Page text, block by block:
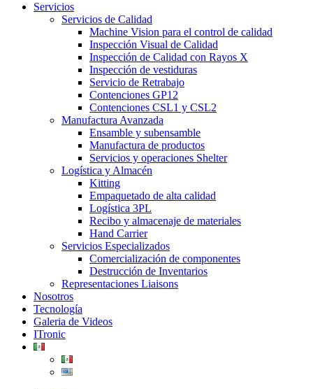
Servicios
Servicios de Calidad
Machine Vision para el control de calidad
Inspección Visual de Calidad
Inspección de Calidad con Rayos X
Inspección de vestiduras
Servicio de Retrabajo
Contenciones GP12
Contenciones CSL1 y CSL2
Manufactura Avanzada
Ensamble y subensamble
Manufactura de productos
Servicios y operaciones Shelter
Logística y Almacén
Kitting
Empaquetado de alta calidad
Logística 3PL
Recibo y almacenaje de materiales
Hand Carrier
Servicios Especializados
Comercialización de componentes
Destrucción de Inventarios
Representaciones Liaisons
Nosotros
Tecnología
Galeria de Videos
ITronic